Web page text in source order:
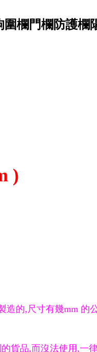
欄門欄防護欄
)
造的,尺寸有幾mm 的
貨品,而沒法使用,一